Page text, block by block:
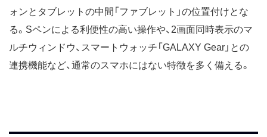
ォンとタブレットの中間「ファブレット」の位置付けとな
る。Sペンによる利便性の高い操作や、2画面同時表示のマ
ルチウィンドウ、スマートウォッチ「GALAXY Gear」との
連携機能など、通常のスマホにはない特徴を多く備える。